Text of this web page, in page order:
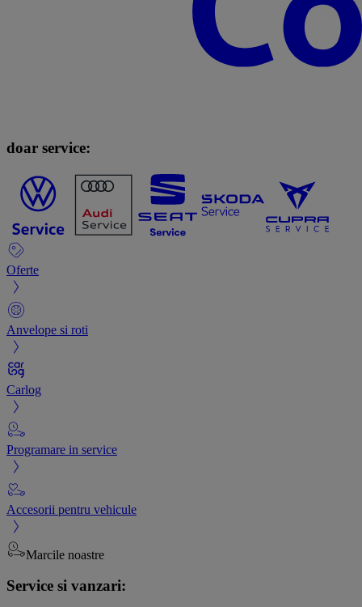
doar service:
Oferte
Anvelope si roti
Carlog
Programare in service
Accesorii pentru vehicule
Marcile noastre
Service si vanzari: